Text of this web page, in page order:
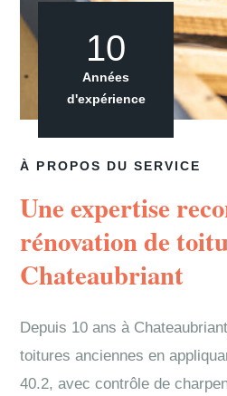
À PROPOS DU SERVICE
Une expertise
rénovation de
Chateaubriant
Depuis 10 ans à
toitures anciennes en
40.2, avec contrôle de
10
Années
d'expérience